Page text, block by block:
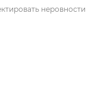
неровности